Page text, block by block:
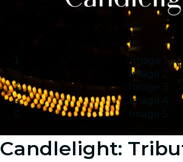
Image 1
Image 2
Image 3
Image 4
Image 5
Candlelight: